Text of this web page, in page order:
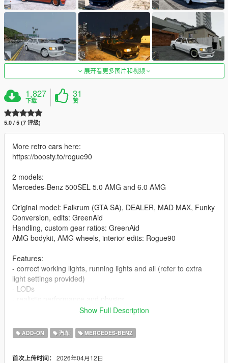
展开看更多图片和视频
1,827
下载
31
赞
5.0 / 5 (7 评级)
More retro cars here:
https://boosty.to/rogue90
2 models:
Mercedes-Benz 500SEL 5.0 AMG and 6.0 AMG
Original model: Falkrum (GTA SA), DEALER, MAD MAX, Funky
Conversion, edits: GreenAid
Handling, custom gear ratios: GreenAid
AMG bodykit, AMG wheels, interior edits: Rogue90
Features:
- correct working lights, running lights and all (refer to extra
light settings provided)
- LODs
- factory spawn colours, as close as I could get them (requires
- extras
- custom gear ratios (refer to extra folder)
Show Full Description
ADD-ON 汽车 MERCEDES-BENZ
首次上传时间： 2026年04月12日